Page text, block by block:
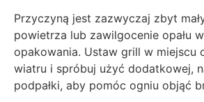
Przyczyną jest zazwyczaj zbyt
powietrza lub zawilgocenie opału
opakowania. Ustaw grill w miejscu
wiatru i spróbuj użyć dodatkowej,
podpałki, aby pomóc ogniu objąć